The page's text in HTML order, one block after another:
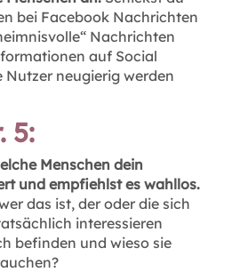
bei Facebook Nachrichten
Nachrichten
auf Social
Nutzer neugierig werden
5:
Menschen dein
und empfiehlst es wahllos.
das ist, der oder die sich
interessieren
befinden und wieso sie